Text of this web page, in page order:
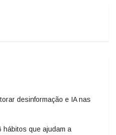
desinformação e IA nas
hábitos que ajudam a